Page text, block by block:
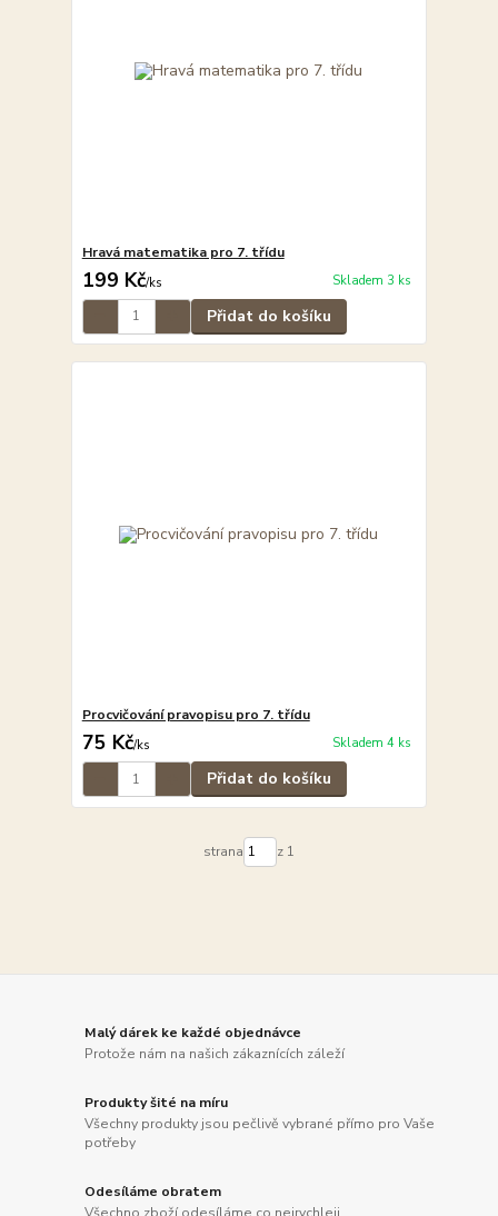
Hravá matematika pro 7. třídu
199 Kč/ks Skladem 3 ks
Přidat do košíku
Procvičování pravopisu pro 7. třídu
75 Kč/ks Skladem 4 ks
Přidat do košíku
strana z 1
Malý dárek ke každé objednávce
Protože nám na našich zákaznících záleží
Produkty šité na míru
Všechny produkty jsou pečlivě vybrané přímo pro Vaše
potřeby
Odesíláme obratem